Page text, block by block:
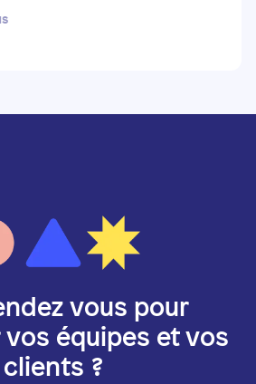
vous pour
équipes et vos
clients ?